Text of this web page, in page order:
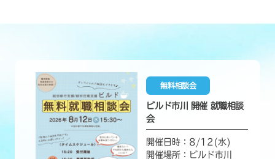
無料相談会
ビルド市川 開催 就職相談
会
開催日時：8/12(水)
開催場所：ビルド市川